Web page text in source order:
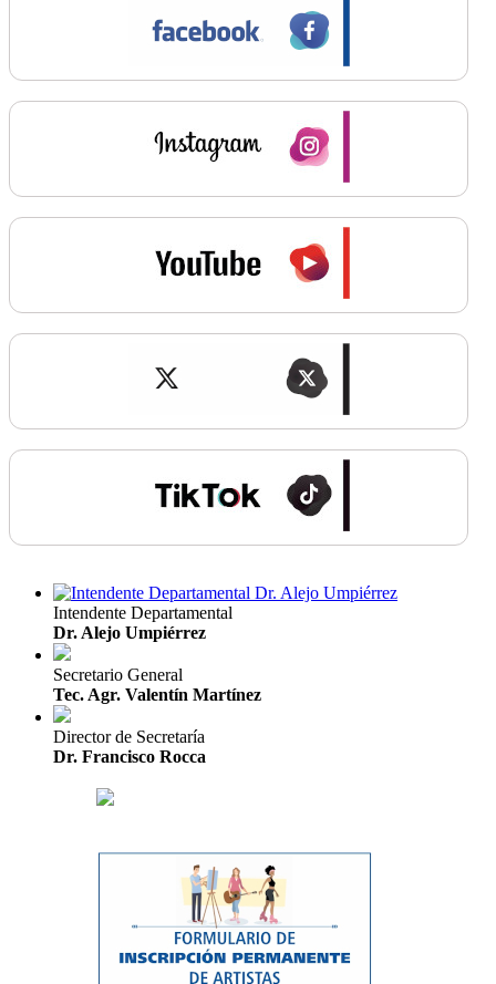
Intendente Departamental
Dr. Alejo Umpiérrez
Secretario General
Tec. Agr. Valentín Martínez
Director de Secretaría
Dr. Francisco Rocca